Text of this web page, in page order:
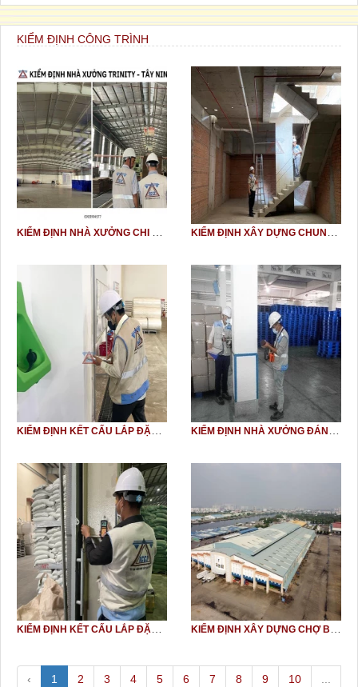
KIỂM ĐỊNH CÔNG TRÌNH
‹ 1 2 3 4 5 6 7 8 9 10